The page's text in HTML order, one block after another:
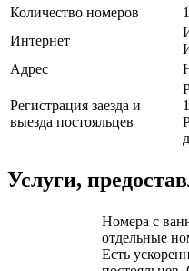
Количество номеров
Интернет
Адрес
Регистрация заезда и
выезда постояльцев
Услуги,
Номера с
отдельные
Есть